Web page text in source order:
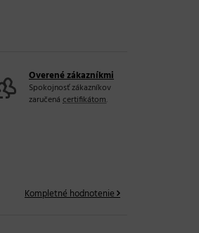
Overené zákazníkmi
Spokojnosť zákazníkov
zaručená certifikátom.
Kompletné hodnotenie